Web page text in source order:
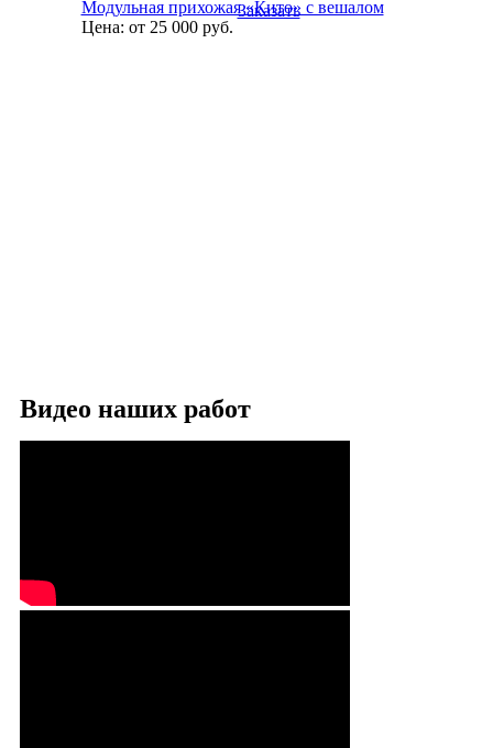
Модульная прихожая «Кито» с вешалом
Цена: от 25 000руб.
Заказать
Видео наших работ